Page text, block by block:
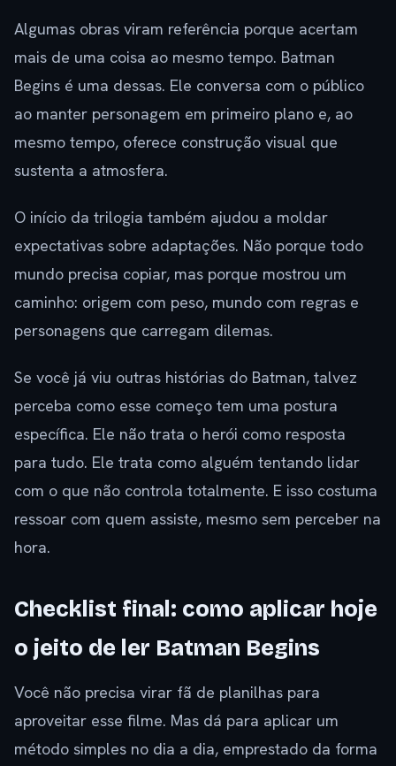
Algumas obras viram referência porque acertam
mais de uma coisa ao mesmo tempo. Batman
Begins é uma dessas. Ele conversa com o público
ao manter personagem em primeiro plano e, ao
mesmo tempo, oferece construção visual que
sustenta a atmosfera.
O início da trilogia também ajudou a moldar
expectativas sobre adaptações. Não porque todo
mundo precisa copiar, mas porque mostrou um
caminho: origem com peso, mundo com regras e
personagens que carregam dilemas.
Se você já viu outras histórias do Batman, talvez
perceba como esse começo tem uma postura
específica. Ele não trata o herói como resposta
para tudo. Ele trata como alguém tentando lidar
com o que não controla totalmente. E isso costuma
ressoar com quem assiste, mesmo sem perceber na
hora.
Checklist final: como aplicar hoje
o jeito de ler Batman Begins
Você não precisa virar fã de planilhas para
aproveitar esse filme. Mas dá para aplicar um
método simples no dia a dia, emprestado da forma